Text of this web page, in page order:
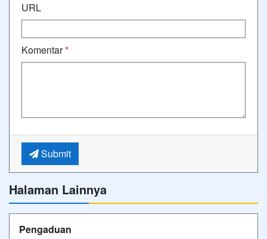
URL
Komentar*
Submit
Halaman Lainnya
Pengaduan